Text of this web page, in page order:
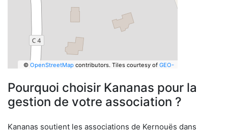
© OpenStreetMapcontributors. Tiles courtesy of GEO-
Pourquoi choisir Kananas pour la
gestion de votre association ?
Kananas soutient les associations de Kernouës dans